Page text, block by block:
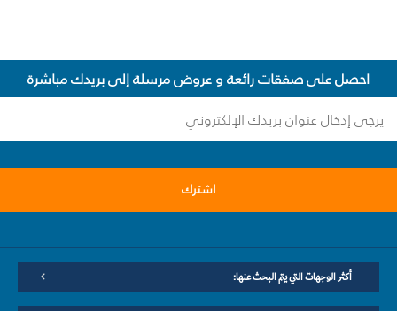
احصل على صفقات رائعة و عروض مرسلة إلى بريدك مباشرة
اشترك
أكثر الوجهات التي يتم البحث عنها: